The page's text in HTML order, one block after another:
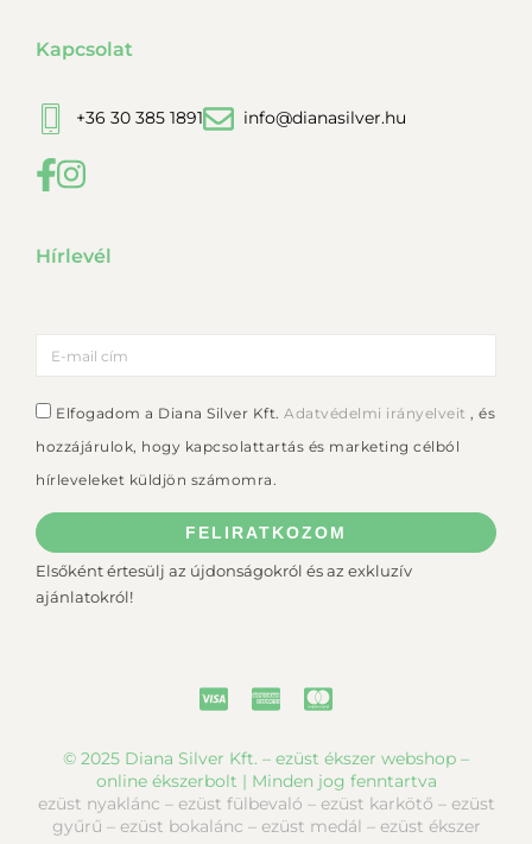
Kapcsolat
+36 30 385 1891 info@dianasilver.hu
Hírlevél
Elfogadom a Diana Silver Kft. Adatvédelmi irányelveit , és
hozzájárulok, hogy kapcsolattartás és marketing célból
hírleveleket küldjön számomra.
FELIRATKOZOM
Elsőként értesülj az újdonságokról és az exkluzív
ajánlatokról!
© 2025 Diana Silver Kft. – ezüst ékszer webshop –
online ékszerbolt | Minden jog fenntartva
ezüst nyaklánc – ezüst fülbevaló – ezüst karkötő – ezüst
gyűrű – ezüst bokalánc – ezüst medál – ezüst ékszer